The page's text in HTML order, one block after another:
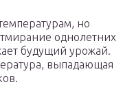
но
однолетних
будущий урожай.
выпадающая